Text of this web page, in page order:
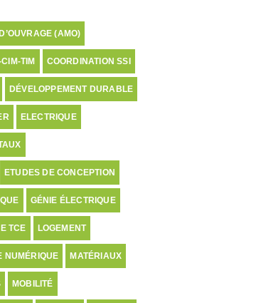
(AMO)
TIM COORDINATION SSI
DÉVELOPPEMENT DURABLE
ELECTRIQUE
ETUDES DE CONCEPTION
GÉNIE ÉLECTRIQUE
TCE LOGEMENT
NUMÉRIQUE MATÉRIAUX
MOBILITÉ